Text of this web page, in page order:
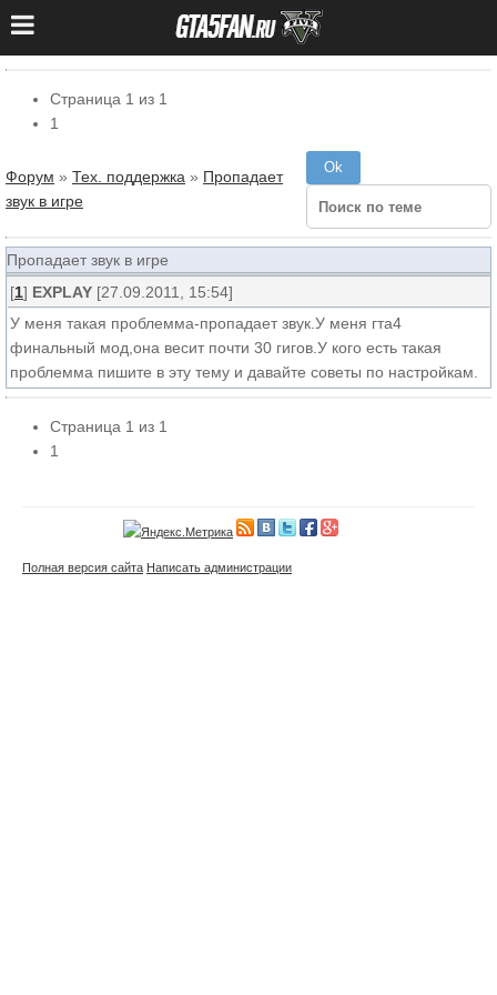
Страница 1 из 1
1
Форум » Тех. поддержка » Пропадает
звук в игре
Пропадает звук в игре
[1] EXPLAY [27.09.2011, 15:54]
У меня такая проблемма-пропадает звук.У меня гта4
финальный мод,она весит почти 30 гигов.У кого есть такая
проблемма пишите в эту тему и давайте советы по настройкам.
Страница 1 из 1
1
Полная версия сайта Написать администрации